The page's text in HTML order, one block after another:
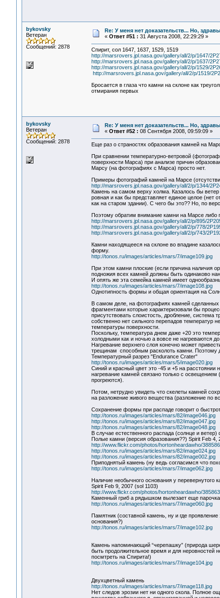
bykovsky
Ветеран
Сообщений: 2878
Re: У меня нет доказательств... Но,
« Ответ #51 : 31 Августа 2008, 22:29:29 »
Спирит, сол 1647, 1637, 1529, 1519
http://marsrovers.jpl.nasa.gov/gallery/all/2/p/1647/
http://marsrovers.jpl.nasa.gov/gallery/all/2/p/1637/
http://marsrovers.jpl.nasa.gov/gallery/all/2/p/1529/
http://marsrovers.jpl.nasa.gov/gallery/all/2/p/1519/
Бросается в глаза что камни на склоне как
отмирания первых
bykovsky
Ветеран
Сообщений: 2878
Re: У меня нет доказательств... Но,
« Ответ #52 : 08 Сентября 2008, 09:59:09 »
Еще раз о страностях образования камней на
При сравнении температурно-ветровой
поверхности Марса) при анализе причин
Марсу (на фотографиях с Марса) просто нет.
Примеры фотографий камней на Марсе
http://marsrovers.jpl.nasa.gov/gallery/all/2/p/1344/
Камень на самом верху холма. Казалось бы
ровная и как бы представляет единое целое (нет
как на старом здании). С чего бы это?? Но, по
Поэтому обратим внимание камни на Марсе либо
http://marsrovers.jpl.nasa.gov/gallery/all/2/p/895/
http://marsrovers.jpl.nasa.gov/gallery/all/2/p/778/
http://marsrovers.jpl.nasa.gov/gallery/all/2/p/743/
Камни находящееся на склоне во впадине
форму.
http://tonos.ru/images/articles/mars/7/image109.jpg
При этом камни плоские (если причина наличия
подножия всех камней должны быть одинаково
И опять же эта семейка камней имеет
http://tonos.ru/images/articles/mars/7/image108.jpg
Однотипность формы и общая ориентация на
В самом деле, на фотографиях камней
фрагментами которые характеризовали бы
присутствовать слоистость, дробление, система
собственно нет сильного перепадов температур
температуры поверхности.
Поскольку, температура днем даже +20 это
холодными как и ночью а вовсе не нагреваются
Нагревание верхнего слоя конечно может
трещинам способным расколоть камни. Поэтому
Температурный разрез "Endurance Crater"
http://tonos.ru/images/articles/mars/5/image020.jpg
Синий и красный цвет это -45 и +5 на
нагревание камней связано только с
прогреются).
Потом, нетрудно увидеть что скелеты камней
на разложение живого вещества (разложение по
Сохранение формы при распаде говорит о
http://tonos.ru/images/articles/mars/82/image046.jpg
http://tonos.ru/images/articles/mars/82/image047.jpg
http://tonos.ru/images/articles/mars/82/image048.jpg
В случае естественного распада (солнце и
Полые камни (версия образования??) Spirit Feb 4,
http://www.flickr.com/photos/hortonheardawho/
http://tonos.ru/images/articles/mars/82/image024.jpg
http://tonos.ru/images/articles/mars/82/image002.jpg
Приподнятый камень (ну ведь согласимся что
http://tonos.ru/images/articles/mars/7/image062.jpg
Наличие необычного основания у перевернутого
Spirit Feb 9, 2007 (sol 1103)
http://www.flickr.com/photos/hortonheardawho/
Каменный гриб а рядышком вылезает еще парочка
http://tonos.ru/images/articles/mars/7/image060.jpg
Памятник (составной камень, ну и где
основания?)
http://tonos.ru/images/articles/mars/7/image102.jpg
Камень напоминающий “черепашку” (природа
быть продолжительное время и для неровностей
посмтреть на Спирита!)
http://tonos.ru/images/articles/mars/7/image104.jpg
Двухцветный камень
http://tonos.ru/images/articles/mars/7/image118.jpg
Нет следов эрозии нет ни одного скола. Полное